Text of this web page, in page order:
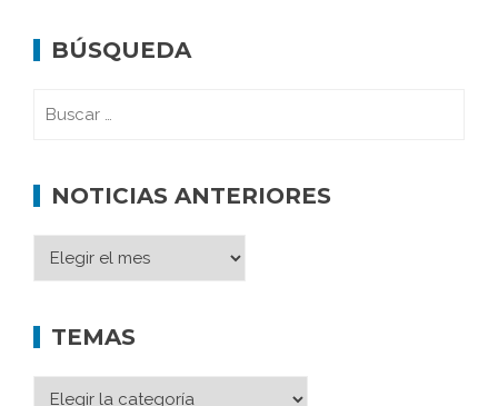
BÚSQUEDA
NOTICIAS ANTERIORES
TEMAS